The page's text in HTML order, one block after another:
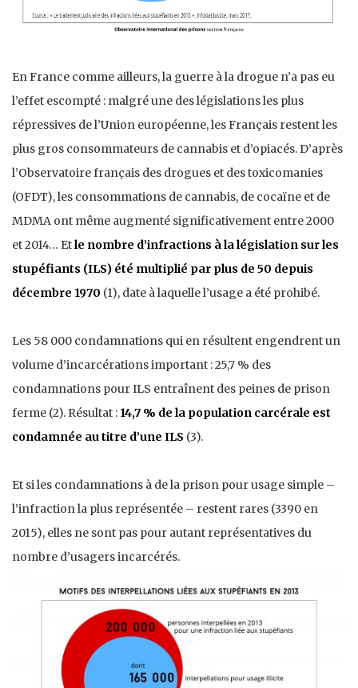
En France comme ailleurs, la guerre à la drogue n’a pas eu
l’effet escompté : malgré une des législations les plus
répressives de l’Union européenne, les Français restent les
plus gros consommateurs de cannabis et d’opiacés. D’après
l’Observatoire français des drogues et des toxicomanies
(OFDT), les consommations de cannabis, de cocaïne et de
MDMA ont même augmenté significativement entre 2000
et 2014… Etle nombre d’infractions à la législation sur les
stupéfiants (ILS) été multiplié par plus de 50 depuis
décembre 1970 (1), date à laquelle l’usage a été prohibé.
Les 58 000 condamnations qui en résultent engendrent un
volume d’incarcérations important : 25,7 % des
condamnations pour ILS entraînent des peines de prison
ferme (2). Résultat : 14,7 % de la population carcérale est
condamnée au titre d’une ILS (3).
Et si les condamnations à de la prison pour usage simple –
l’infraction la plus représentée – restent rares (3390 en
2015), elles ne sont pas pour autant représentatives du
nombre d’usagers incarcérés.